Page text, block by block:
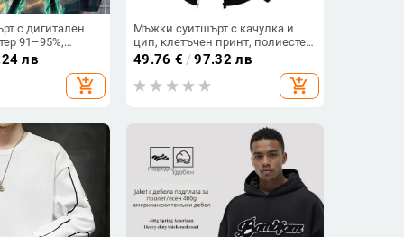
с дигитален
91–95%,
кройка
лв
add_shopping_cart
Мъжки суитшърт с качулка и
цип, клетъчен принт, полиестер
70%, свободен силует
49.76 € /97.32 лв
add_shopping_cart